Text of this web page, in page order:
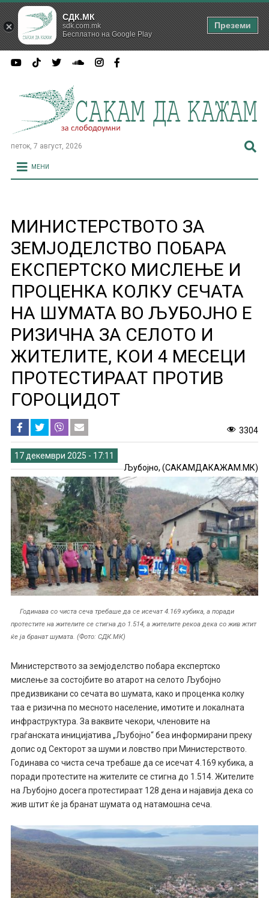
петок, 7 август, 2026
МЕНИ
МИНИСТЕРСТВОТО ЗА
ЗЕМЈОДЕЛСТВО ПОБАРА
ЕКСПЕРТСКО МИСЛЕЊЕ И
ПРОЦЕНКА КОЛКУ СЕЧАТА
НА ШУМАТА ВО ЉУБОЈНО Е
РИЗИЧНА ЗА СЕЛОТО И
ЖИТЕЛИТЕ, КОИ 4 МЕСЕЦИ
ПРОТЕСТИРААТ ПРОТИВ
ГОРОЦИДОТ
3304
17 декември 2025 - 17:11
Љубојно, (САКАМДАКАЖАМ.МК)
Годинава со чиста сеча требаше да се исечат 4.169 кубика, а поради
протестите на жителите се стигна до 1.514, а жителите рекоа дека со жив жтит
ќе ја бранат шумата. (Фото: СДК.МК)
Министерството за земјоделство побара експертско
мислење за состојбите во атарот на селото Љубојно
предизвикани со сечата во шумата, како и проценка колку
таа е ризична по месното население, имотите и локалната
инфраструктура. За ваквите чекори, членовите на
граѓанската иницијатива „Љубојно“ беа информирани преку
допис од Секторот за шуми и ловство при Министерството.
Годинава со чиста сеча требаше да се исечат 4.169 кубика, а
поради протестите на жителите се стигна до 1.514. Жителите
на Љубојно досега протестираат 128 дена и најавија дека со
жив штит ќе ја бранат шумата од натамошна сеча.
СДК.МК
sdk.com.mk
Бесплатно на Google Play
Преземи